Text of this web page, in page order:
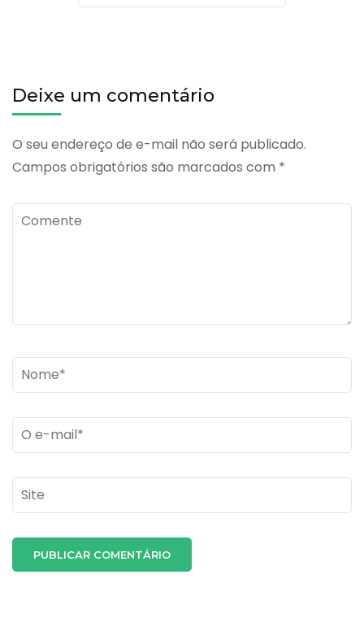
Deixe um comentário
O seu endereço de e-mail não será publicado.
Campos obrigatórios são marcados com *
Comente
Name*
Email *
Site